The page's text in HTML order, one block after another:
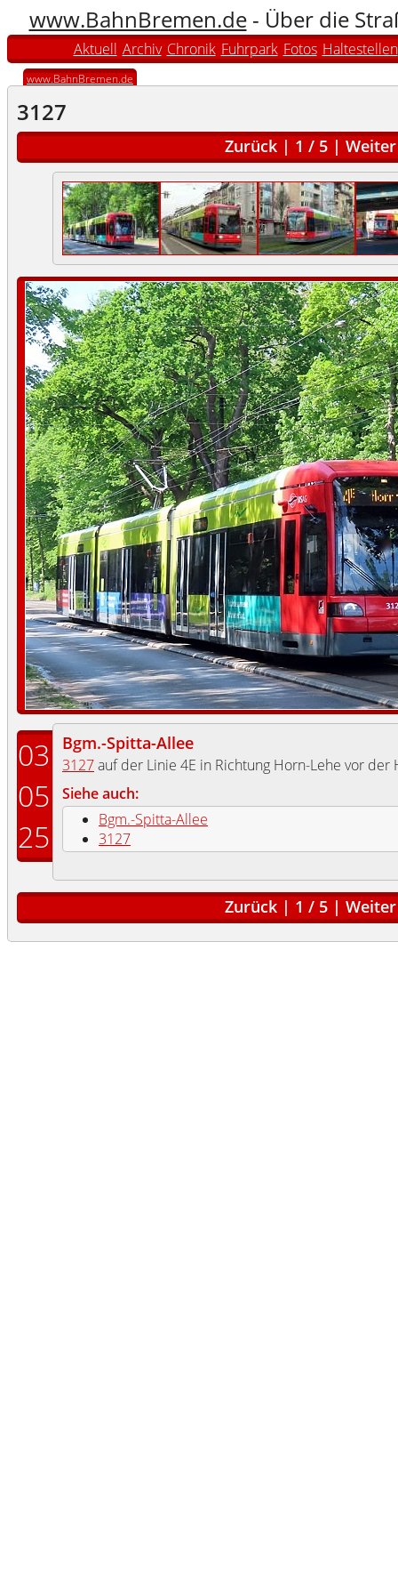
www.BahnBremen.de- Über die
Aktuell Archiv Chronik Fuhrpark Fotos Haltestellen
www.BahnBremen.de
3127
Zurück | 1 / 5 | Weiter
03
05
25
Bgm.-Spitta-Allee
3127auf der Linie 4E in Richtung Horn-Lehe vor
Siehe auch:
Bgm.-Spitta-Allee
3127
Zurück | 1 / 5 | Weiter